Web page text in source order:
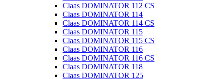
Claas DOMINATOR 112 CS
Claas DOMINATOR 114
Claas DOMINATOR 114 CS
Claas DOMINATOR 115
Claas DOMINATOR 115 CS
Claas DOMINATOR 116
Claas DOMINATOR 116 CS
Claas DOMINATOR 118
Claas DOMINATOR 125